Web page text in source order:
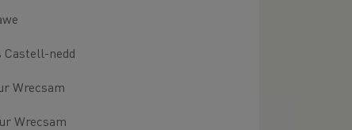
Castell-nedd
Wrecsam
Wrecsam